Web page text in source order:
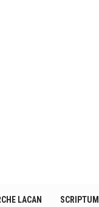
LACAN SCRIPTUM